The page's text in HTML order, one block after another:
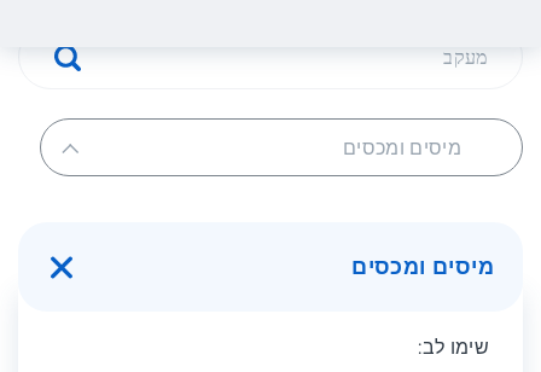
מיסים ומכסים
מיסים ומכסים
שימו לב: